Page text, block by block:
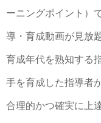
ーニングポイント）
導・育成動画が見放
育成年代を熟知する
手を育成した指導者
合理的かつ確実に上